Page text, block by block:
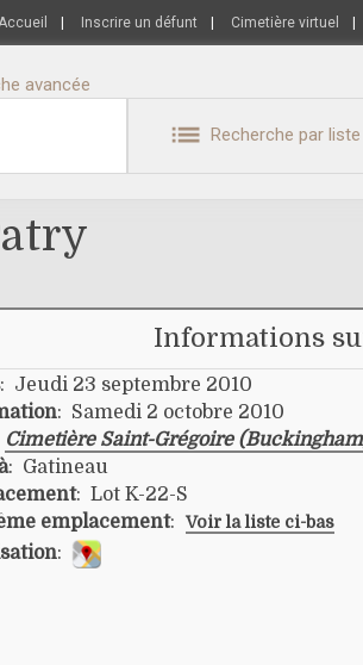
Inscrire un défunt Cimetière virtuel
avancée
Recherche par liste
Informations
: Jeudi 23 septembre 2010
: Samedi 2 octobre 2010
Cimetière Saint-Grégoire
: Gatineau
: Lot K-22-S
emplacement: Voir la liste ci-bas
: